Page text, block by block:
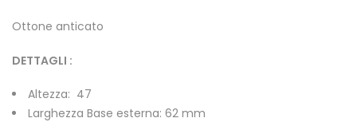
Ottone anticato
DETTAGLI :
Altezza: 47
Larghezza Base esterna: 62 mm